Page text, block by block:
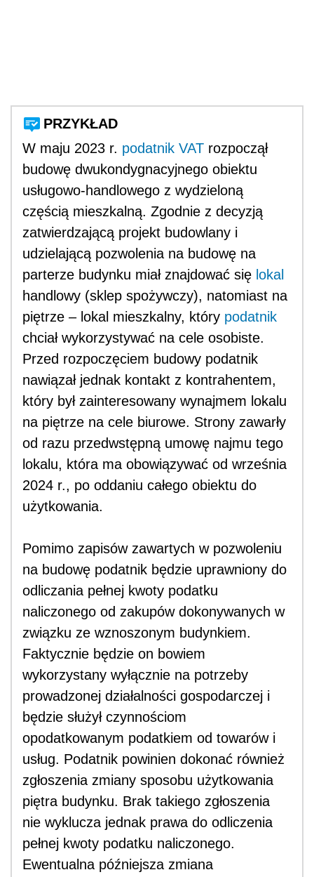
PRZYKŁAD
W maju 2023 r. podatnik VAT rozpoczął
budowę dwukondygnacyjnego obiektu
usługowo-handlowego z wydzieloną
częścią mieszkalną. Zgodnie z decyzją
zatwierdzającą projekt budowlany i
udzielającą pozwolenia na budowę na
parterze budynku miał znajdować się lokal
handlowy (sklep spożywczy), natomiast na
piętrze – lokal mieszkalny, który podatnik
chciał wykorzystywać na cele osobiste.
Przed rozpoczęciem budowy podatnik
nawiązał jednak kontakt z kontrahentem,
który był zainteresowany wynajmem lokalu
na piętrze na cele biurowe. Strony zawarły
od razu przedwstępną umowę najmu tego
lokalu, która ma obowiązywać od września
2024 r., po oddaniu całego obiektu do
użytkowania.
Pomimo zapisów zawartych w pozwoleniu
na budowę podatnik będzie uprawniony do
odliczania pełnej kwoty podatku
naliczonego od zakupów dokonywanych w
związku ze wznoszonym budynkiem.
Faktycznie będzie on bowiem
wykorzystany wyłącznie na potrzeby
prowadzonej działalności gospodarczej i
będzie służył czynnościom
opodatkowanym podatkiem od towarów i
usług. Podatnik powinien dokonać również
zgłoszenia zmiany sposobu użytkowania
piętra budynku. Brak takiego zgłoszenia
nie wyklucza jednak prawa do odliczenia
pełnej kwoty podatku naliczonego.
Ewentualna późniejsza zmiana